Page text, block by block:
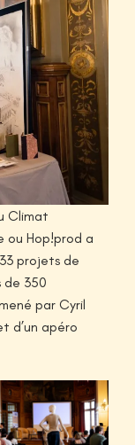
Climat
ou Hop!prod a
projets de
de 350
par Cyril
d’un apéro